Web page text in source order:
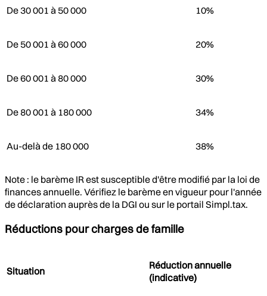
De 30 001 à 50 000 10%
De 50 001 à 60 000 20%
De 60 001 à 80 000 30%
De 80 001 à 180 000 34%
Au-delà de 180 000 38%
Note : le barème IR est susceptible d'être modifié par la loi de
finances annuelle. Vérifiez le barème en vigueur pour l'année
de déclaration auprès de la DGI ou sur le portail Simpl.tax.
Réductions pour charges de famille
Situation
Réduction annuelle
(indicative)